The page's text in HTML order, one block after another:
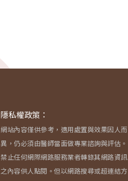
隱私權政策：
網站內容僅供參考，適用處置與效果因人而
異，仍必須由醫師當面做專業諮詢與評估。
禁止任何網際網路服務業者轉錄其網路資訊
之內容供人點閱。但以網路搜尋或超連結方